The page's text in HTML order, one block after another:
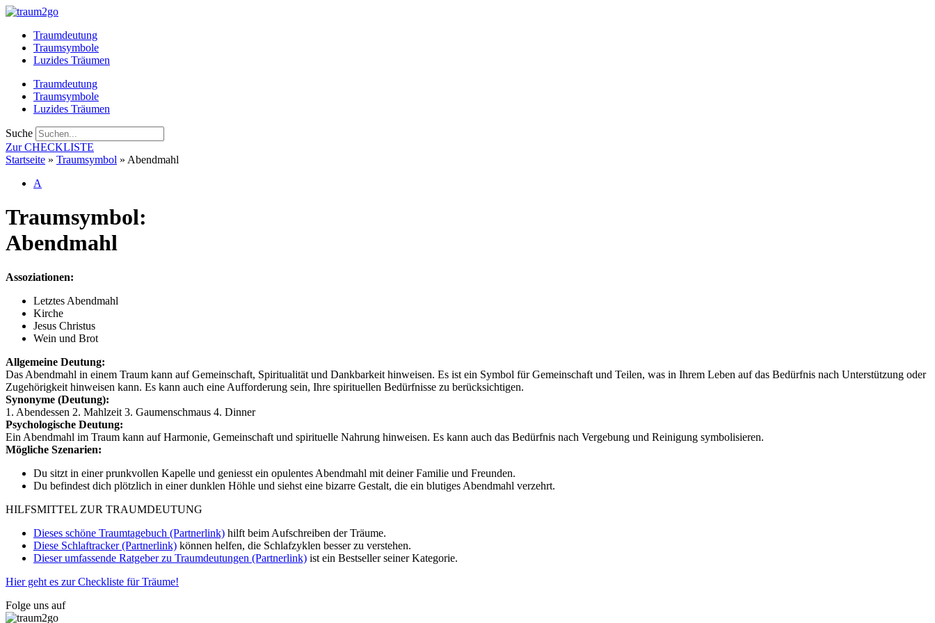
Zum
springenTraumdeutung
Traumsymbole
Luzides Träumen
Traumdeutung
Traumsymbole
Luzides Träumen
Suche
Zur CHECKLISTE
Startseite » Traumsymbol » Abendmahl
A
Traumsymbol:
Abendmahl
Assoziationen:
Letztes Abendmahl
Kirche
Jesus Christus
Wein und Brot
Allgemeine Deutung:
Das Abendmahl in einem Traum kann auf Gemeinschaft, Spiritualität und Dankbarkeit hinweisen. Es ist ein Symbol für Gemeinschaft und Teilen, was in Ihrem Leben auf das Bedürfnis nach Unterstützung oder
Zugehörigkeit hinweisen kann. Es kann auch eine Aufforderung sein, Ihre spirituellen Bedürfnisse zu berücksichtigen.
Synonyme (Deutung):
1. Abendessen 2. Mahlzeit 3. Gaumenschmaus 4. Dinner
Psychologische Deutung:
Ein Abendmahl im Traum kann auf Harmonie, Gemeinschaft und spirituelle Nahrung hinweisen. Es kann auch das Bedürfnis nach Vergebung und Reinigung symbolisieren.
Mögliche Szenarien:
Du sitzt in einer prunkvollen Kapelle und geniesst ein opulentes Abendmahl mit deiner Familie und Freunden.
Du befindest dich plötzlich in einer dunklen Höhle und siehst eine bizarre Gestalt, die ein blutiges Abendmahl verzehrt.
HILFSMITTEL ZUR TRAUMDEUTUNG
Dieses schöne Traumtagebuch (Partnerlink) hilft beim Aufschreiben der Träume.
Diese Schlaftracker (Partnerlink) können helfen, die Schlafzyklen besser zu verstehen.
Dieser umfassende Ratgeber zu Traumdeutungen (Partnerlink) ist ein Bestseller seiner Kategorie.
Hier geht es zur Checkliste für Träume!
Folge uns auf